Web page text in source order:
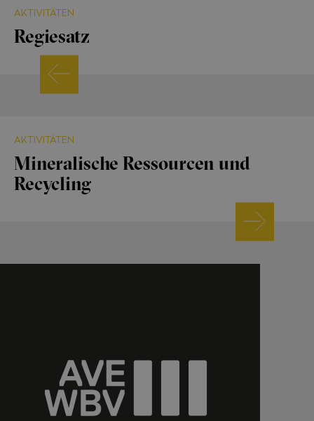
AKTIVITÄTEN
Regiesatz
AKTIVITÄTEN
Mineralische Ressourcen und
Recycling